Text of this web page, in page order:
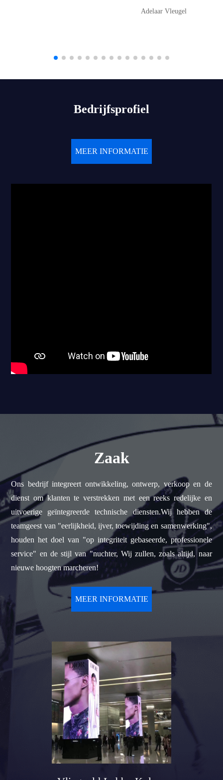
Adelaar Vleugel
Bedrijfsprofiel
MEER INFORMATIE
Zaak
Ons bedrijf integreert ontwikkeling, ontwerp, verkoop en de
dienst om klanten te verstrekken met een reeks redelijke en
uitvoerige geïntegreerde technische diensten.Wij hebben de
teamgeest van "eerlijkheid, ijver, toewijding en samenwerking",
houden het doel van "op integriteit gebaseerde, professionele
service" en de stijl van "nuchter, Wij zullen, zoals altijd, naar
nieuwe hoogten marcheren!
MEER INFORMATIE